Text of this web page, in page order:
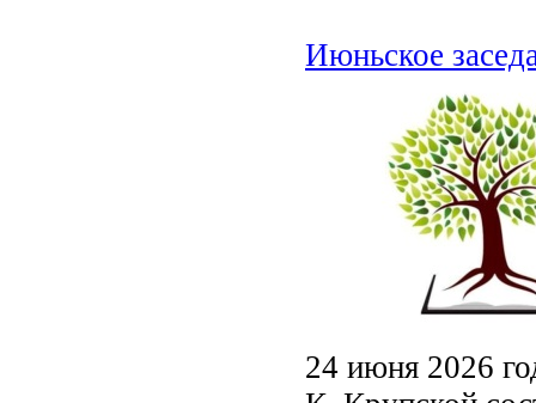
Июньское
24 июня 2026